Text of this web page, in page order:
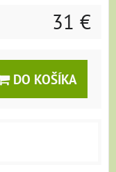
31 €
DO KOŠÍKA